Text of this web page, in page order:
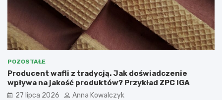
POZOSTAŁE
Producent wafli z tradycją. Jak doświadczenie
wpływa na jakość produktów? Przykład ZPC IGA
27 lipca 2026 Anna Kowalczyk